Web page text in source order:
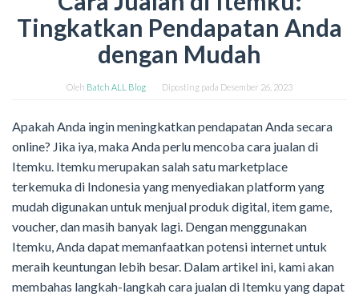
Tingkatkan Pendapatan Anda
dengan Mudah
Oleh Batch ALL Blog Diposting pada Desember 26, 2023
Apakah Anda ingin meningkatkan pendapatan Anda secara
online? Jika iya, maka Anda perlu mencoba cara jualan di
Itemku. Itemku merupakan salah satu marketplace
terkemuka di Indonesia yang menyediakan platform yang
mudah digunakan untuk menjual produk digital, item game,
voucher, dan masih banyak lagi. Dengan menggunakan
Itemku, Anda dapat memanfaatkan potensi internet untuk
meraih keuntungan lebih besar. Dalam artikel ini, kami akan
membahas langkah-langkah cara jualan di Itemku yang dapat